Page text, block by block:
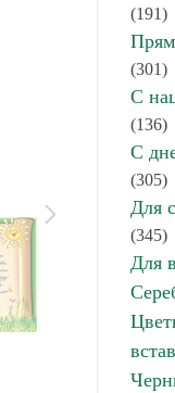
(191)
(301)
С
(136)
С
(305)
Для
(345)
Для